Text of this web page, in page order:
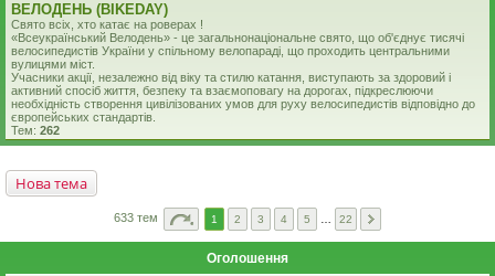
ВЕЛОДЕНЬ (BIKEDAY)
Свято всiх, хто катає на роверах !
«Всеукраїнський Велодень» - це загальнонаціональне свято, що об'єднує тисячі
велосипедистів України у спільному велопараді, що проходить центральними
вулицями міст.
Учасники акції, незалежно від віку та стилю катання, виступають за здоровий і
активний спосіб життя, безпеку та взаємоповагу на дорогах, підкреслюючи
необхідність створення цивілізованих умов для руху велосипедистів вiдповiдно до
європейських стандартів.
Тем: 262
Нова тема
633 тем 1 2 3 4 5 22
Оголошення